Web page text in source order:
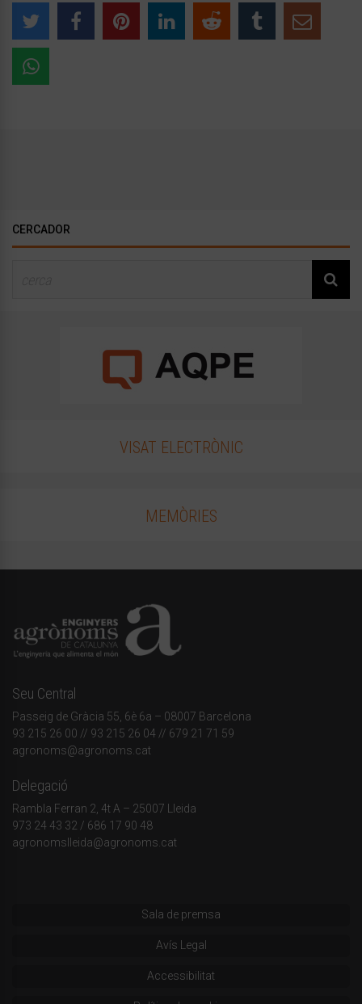
CERCADOR
VISAT ELECTRÒNIC
MEMÒRIES
Seu Central
Passeig de Gràcia 55, 6è 6a – 08007 Barcelona
93 215 26 00 // 93 215 26 04 // 679 21 71 59
agronoms@agronoms.cat
Delegació
Rambla Ferran 2, 4t A – 25007 Lleida
973 24 43 32 / 686 17 90 48
agronomslleida@agronoms.cat
Sala de premsa
Avís Legal
Accessibilitat